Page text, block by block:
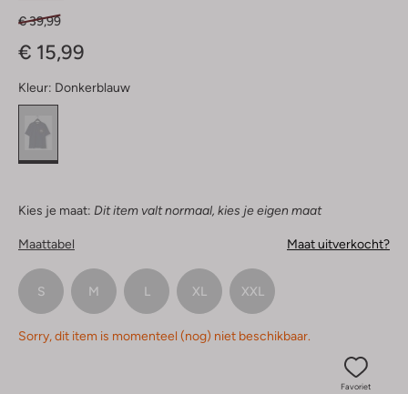
€ 39,99
€ 15,99
Kleur: Donkerblauw
Kies je maat: Dit item valt normaal, kies je eigen maat
Maattabel Maat uitverkocht?
S M L XL XXL
Sorry, dit item is momenteel (nog) niet beschikbaar.
Favoriet